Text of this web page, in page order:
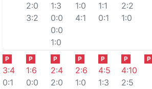
2:0
3:2
1:3
0:0
0:0
1:0
1:0
4:1
1:1
0:1
2:2
1:0
P
3:4
0:1
P
1:6
0:0
P
2:4
2:0
P
2:6
1:0
P
4:5
1:3
P
4:10
2:5
P